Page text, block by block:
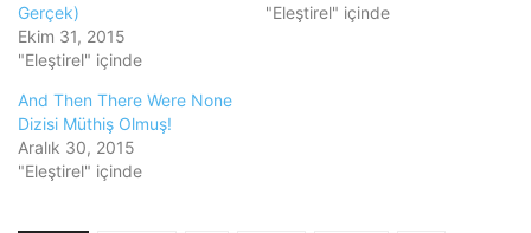
Gerçek)
Ekim 31, 2015
"Eleştirel" içinde
"Eleştirel" içinde
And Then There Were None
Dizisi Müthiş Olmuş!
Aralık 30, 2015
"Eleştirel" içinde